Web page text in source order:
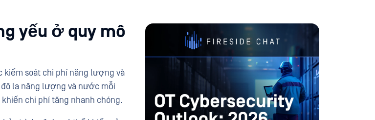
yếu ở quy mô
kiểm soát chi phí năng lượng và
la năng lượng và nước mỗi
chi phí tăng nhanh chóng.